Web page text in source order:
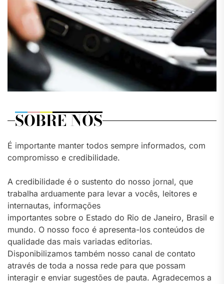
SOBRE NÓS
É importante manter todos sempre informados, com
compromisso e credibilidade.
A credibilidade é o sustento do nosso jornal, que
trabalha arduamente para levar a vocês, leitores e
internautas, informações
importantes sobre o Estado do Rio de Janeiro, Brasil e
mundo. O nosso foco é apresenta-los conteúdos de
qualidade das mais variadas editorias.
Disponibilizamos também nosso canal de contato
através de toda a nossa rede para que possam
interagir e enviar sugestões de pauta. Agradecemos a